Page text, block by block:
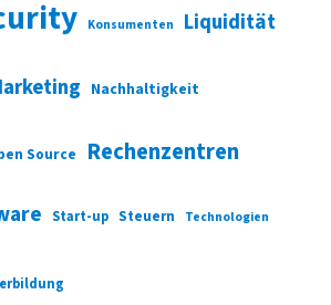
Konsumenten Liquidität
Nachhaltigkeit
Source Rechenzentren
Start-up Steuern Technologien